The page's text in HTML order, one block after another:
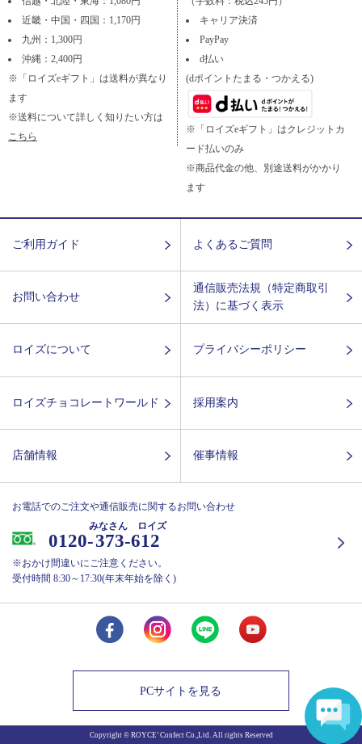
近畿・中国・四国：1,170円
九州：1,300円
沖縄：2,400円
※「ロイズeギフト」は送料が異なり
ます
※送料について詳しく知りたい方は
こちら
キャリア決済
PayPay
d払い
(dポイントたまる・つかえる)
※「ロイズeギフト」はクレジットカ
ード払いのみ
※商品代金の他、別途送料がかかり
ます
ご利用ガイド よくあるご質問
お問い合わせ
通信販売法規（特定商取引
法）に基づく表示
ロイズについて プライバシーポリシー
ロイズチョコレートワールド 採用案内
店舗情報 催事情報
お電話でのご注文や通信販売に関するお問い合わせ
0120-373-612
みなさん ロイズ
※おかけ間違いにご注意ください。
受付時間 8:30～17:30(年末年始を除く)
PCサイトを見る
Copyright © ROYCE’ Confect Co.,Ltd. All rights Reserved